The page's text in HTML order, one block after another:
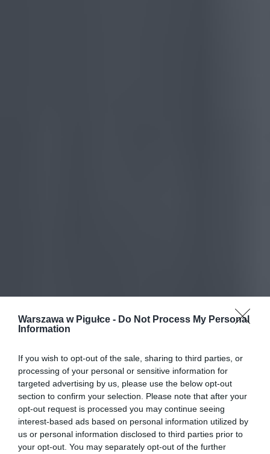
Warszawa w Pigułce - Do Not Process My Personal
Information
If you wish to opt-out of the sale, sharing to third parties, or
processing of your personal or sensitive information for
targeted advertising by us, please use the below opt-out
section to confirm your selection. Please note that after your
opt-out request is processed you may continue seeing
interest-based ads based on personal information utilized by
us or personal information disclosed to third parties prior to
your opt-out. You may separately opt-out of the further